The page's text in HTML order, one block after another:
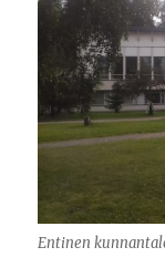
Entinen